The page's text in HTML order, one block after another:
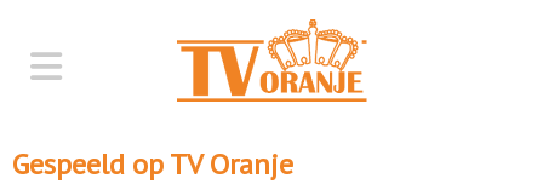
Gespeeld op TV Oranje